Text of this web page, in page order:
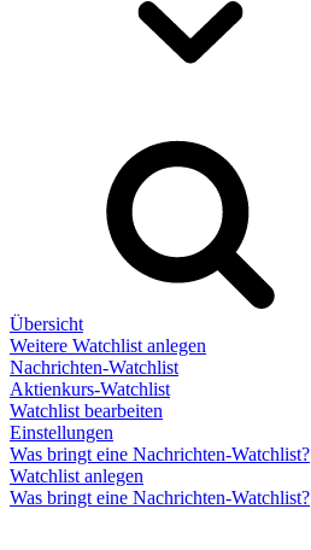
Übersicht
Weitere Watchlist anlegen
Nachrichten-Watchlist
Aktienkurs-Watchlist
Watchlist bearbeiten
Einstellungen
Was bringt eine Nachrichten-Watchlist?
Watchlist anlegen
Was bringt eine Nachrichten-Watchlist?